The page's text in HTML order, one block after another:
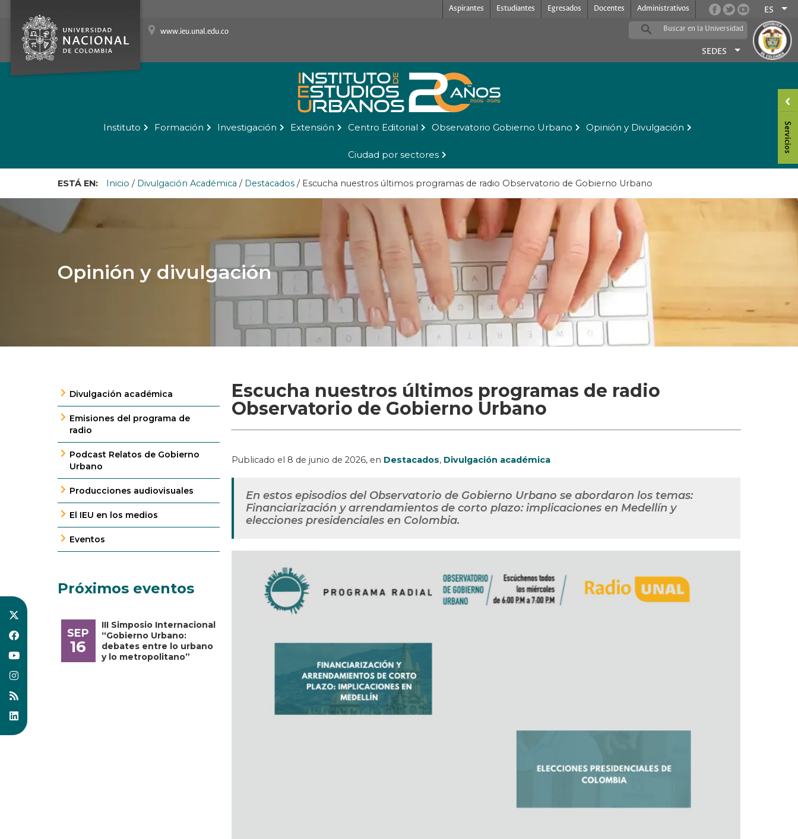
Aspirantes Estudiantes Egresados Docentes Administrativos ES
www.ieu.unal.edu.co
SEDES
Instituto Formación Investigación Extensión Centro Editorial Observatorio Gobierno Urbano Opinión y Divulgación
Ciudad por sectores
ESTÁ EN: Inicio / Divulgación Académica / Destacados / Escucha nuestros últimos programas de radio Observatorio de Gobierno Urbano
Opinión y divulgación
Divulgación académica
Emisiones del programa de
radio
Podcast Relatos de Gobierno
Urbano
Producciones audiovisuales
El IEU en los medios
Eventos
Próximos eventos
SEP
16
III Simposio Internacional
“Gobierno Urbano:
debates entre lo urbano
y lo metropolitano”
Escucha nuestros últimos programas de radio
Observatorio de Gobierno Urbano
Publicado el 8 de junio de 2026, en Destacados, Divulgación académica
En estos episodios del Observatorio de Gobierno Urbano se abordaron los temas:
Financiarización y arrendamientos de corto plazo: implicaciones en Medellín y
elecciones presidenciales en Colombia.